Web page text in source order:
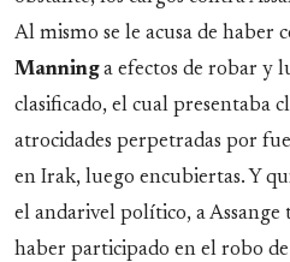
Al mismo se le acusa de haber
Manninga efectos de robar y
clasificado, el cual presentaba
atrocidades perpetradas por
en Irak, luego encubiertas. Y
el andarivel político, a
haber participado en el robo